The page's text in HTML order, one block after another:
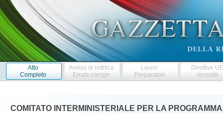
Atto
Completo
Avviso di rettifica
Errata corrige
Lavori
Preparatori
Direttive
recepite
COMITATO INTERMINISTERIALE PER LA